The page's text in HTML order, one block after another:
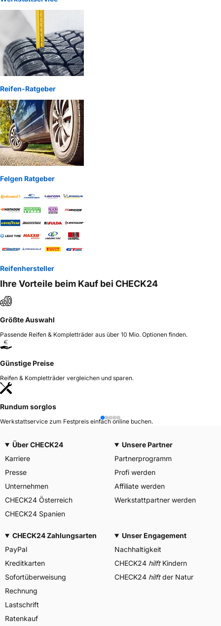
Reifen-Ratgeber
Felgen Ratgeber
Reifenhersteller
Ihre Vorteile beim Kauf bei CHECK24
Größte Auswahl
Passende Reifen & Kompletträder aus über 10 Mio. Optionen finden.
Günstige Preise
Reifen & Kompletträder vergleichen und sparen.
Rundum sorglos
Werkstattservice zum Festpreis einfach online buchen.
Über CHECK24
Karriere
Presse
Unternehmen
CHECK24 Österreich
CHECK24 Spanien
Unsere Partner
Partnerprogramm
Profi werden
Affiliate werden
Werkstattpartner werden
CHECK24 Zahlungsarten
PayPal
Kreditkarten
Sofortüberweisung
Rechnung
Lastschrift
Ratenkauf
Unser Engagement
Nachhaltigkeit
CHECK24 hilftKindern
CHECK24 hilftder Natur